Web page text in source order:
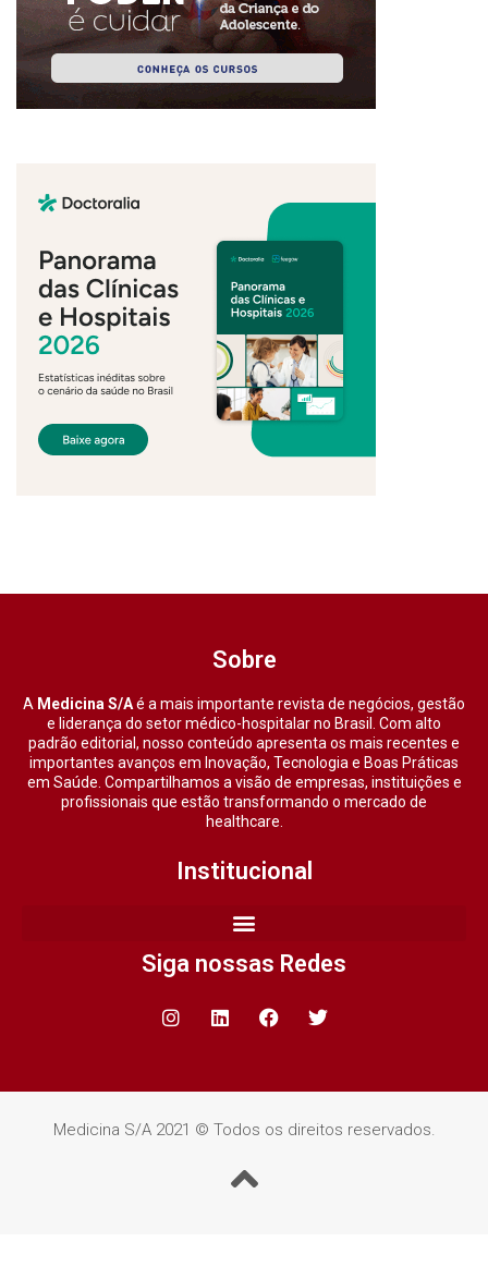
Sobre
A Medicina S/Aé a mais importante revista de negócios, gestão
e liderança do setor médico-hospitalar no Brasil. Com alto
padrão editorial, nosso conteúdo apresenta os mais recentes e
importantes avanços em Inovação, Tecnologia e Boas Práticas
em Saúde. Compartilhamos a visão de empresas, instituições e
profissionais que estão transformando o mercado de
healthcare.
Institucional
Siga nossas Redes
Medicina S/A 2021 © Todos os direitos reservados.